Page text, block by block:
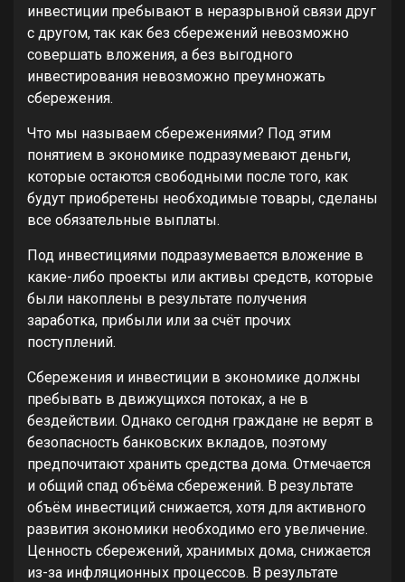
инвестиции пребывают в неразрывной связи друг
с другом, так как без сбережений невозможно
совершать вложения, а без выгодного
инвестирования невозможно преумножать
сбережения.
Что мы называем сбережениями? Под этим
понятием в экономике подразумевают деньги,
которые остаются свободными после того, как
будут приобретены необходимые товары, сделаны
все обязательные выплаты.
Под инвестициями подразумевается вложение в
какие-либо проекты или активы средств, которые
были накоплены в результате получения
заработка, прибыли или за счёт прочих
поступлений.
Сбережения и инвестиции в экономике должны
пребывать в движущихся потоках, а не в
бездействии. Однако сегодня граждане не верят в
безопасность банковских вкладов, поэтому
предпочитают хранить средства дома. Отмечается
и общий спад объёма сбережений. В результате
объём инвестиций снижается, хотя для активного
развития экономики необходимо его увеличение.
Ценность сбережений, хранимых дома, снижается
из-за инфляционных процессов. В результате